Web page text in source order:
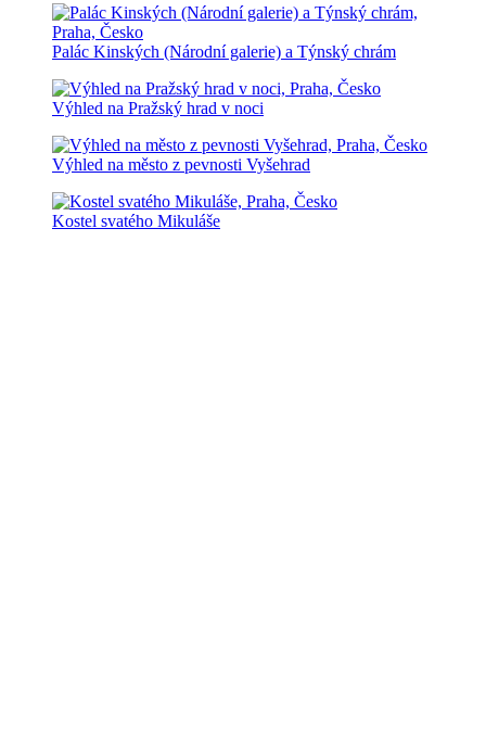
Palác Kinských (Národní galerie) a Týnský chrám
Výhled na Pražský hrad v noci
Výhled na město z pevnosti Vyšehrad
Kostel svatého Mikuláše